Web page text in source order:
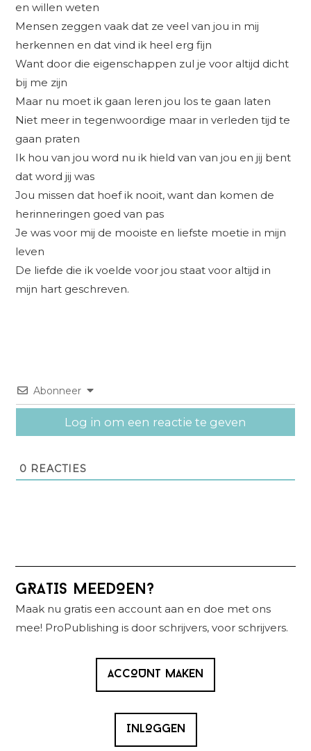
en willen weten
Mensen zeggen vaak dat ze veel van jou in mij
herkennen en dat vind ik heel erg fijn
Want door die eigenschappen zul je voor altijd dicht
bij me zijn
Maar nu moet ik gaan leren jou los te gaan laten
Niet meer in tegenwoordige maar in verleden tijd te
gaan praten
Ik hou van jou word nu ik hield van van jou en jij bent
dat word jij was
Jou missen dat hoef ik nooit, want dan komen de
herinneringen goed van pas
Je was voor mij de mooiste en liefste moetie in mijn
leven
De liefde die ik voelde voor jou staat voor altijd in
mijn hart geschreven.
Abonneer
Log in om een reactie te geven
0 REACTIES
Primaire
Sidebar
GRATIS MEEDOEN?
Maak nu gratis een account aan en doe met ons
mee! ProPublishing is door schrijvers, voor schrijvers.
ACCOUNT MAKEN
INLOGGEN